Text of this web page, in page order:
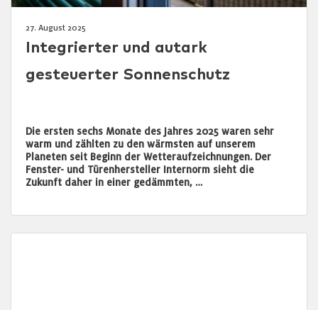
27. August 2025
Integrierter und autark
gesteuerter Sonnenschutz
Die ersten sechs Monate des Jahres 2025 waren sehr
warm und zählten zu den wärmsten auf unserem
Planeten seit Beginn der Wetteraufzeichnungen. Der
Fenster- und Türenhersteller Internorm sieht die
Zukunft daher in einer gedämmten, …